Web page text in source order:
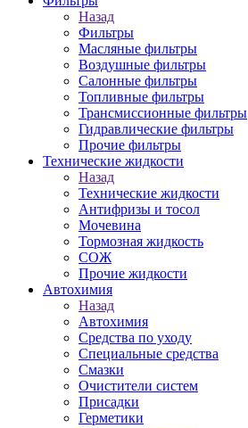
Назад
Фильтры
Масляные фильтры
Воздушные фильтры
Салонные фильтры
Топливные фильтры
Трансмиссионные фильтры
Гидравлические фильтры
Прочие фильтры
Технические жидкости
Назад
Технические жидкости
Антифризы и тосол
Мочевина
Тормозная жидкость
СОЖ
Прочие жидкости
Автохимия
Назад
Автохимия
Средства по уходу
Специальные средства
Смазки
Очистители систем
Присадки
Герметики